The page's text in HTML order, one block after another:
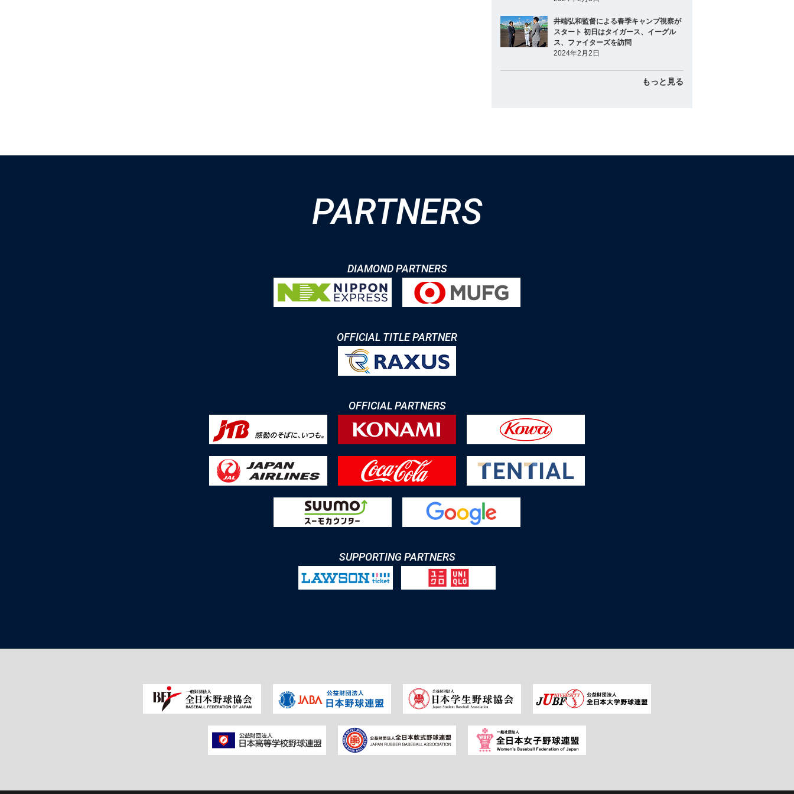
井端弘和監督による春季キャンプ視察が
スタート 初日はタイガース、イーグル
ス、ファイターズを訪問
2024年2月2日
もっと見る
PARTNERS
DIAMOND PARTNERS
OFFICIAL TITLE PARTNER
OFFICIAL PARTNERS
SUPPORTING PARTNERS